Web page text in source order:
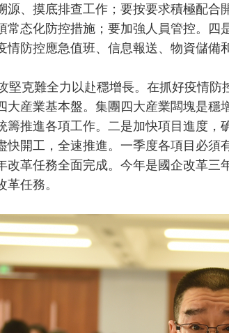
源、摸底排查工作；要按要求積極配
常态化防控措施；要加強人員管控。
情防控應急值班、信息報送、物資儲備
克難全力以赴穩增長。在抓好疫情防
大産業基本盤。集團四大産業闆塊是
籌推進各項工作。二是加快項目進度
快開工，全速推進。一季度各項目必
改革任務全面完成。今年是國企改革三
任務。